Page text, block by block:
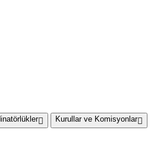
Kurullar ve Komisyonlar